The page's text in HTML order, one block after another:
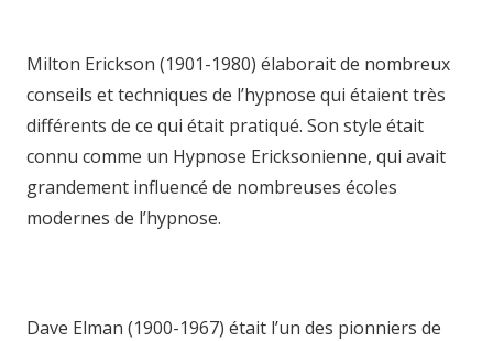
Milton Erickson (1901-1980) élaborait de nombreux
conseils et techniques de l’hypnose qui étaient très
différents de ce qui était pratiqué. Son style était
connu comme un Hypnose Ericksonienne, qui avait
grandement influencé de nombreuses écoles
modernes de l’hypnose.
Dave Elman (1900-1967) était l’un des pionniers de